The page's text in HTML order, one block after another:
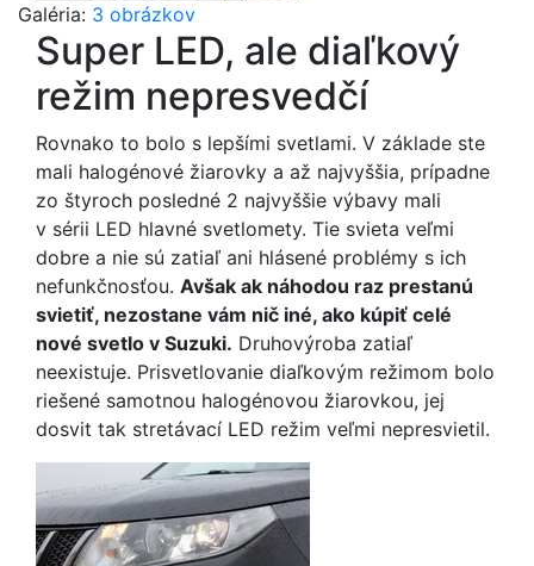
Galéria: 3 obrázkov
Super LED, ale diaľkový
režim nepresvedčí
Rovnako to bolo s lepšími svetlami. V základe ste
mali halogénové žiarovky a až najvyššia, prípadne
zo štyroch posledné 2 najvyššie výbavy mali
v sérii LED hlavné svetlomety. Tie svieta veľmi
dobre a nie sú zatiaľ ani hlásené problémy s ich
nefunkčnosťou. Avšak ak náhodou raz prestanú
svietiť, nezostane vám nič iné, ako kúpiť celé
nové svetlo v Suzuki. Druhovýroba zatiaľ
neexistuje. Prisvetlovanie diaľkovým režimom bolo
riešené samotnou halogénovou žiarovkou, jej
dosvit tak stretávací LED režim veľmi nepresvietil.